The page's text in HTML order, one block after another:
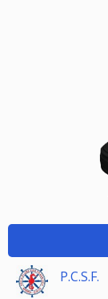
P.C.S.F.